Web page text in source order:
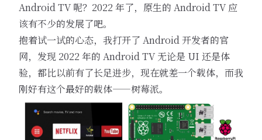
Android TV 呢？2022 年了，原生的 Android TV 应
该有不少的发展了吧。
抱着试一试的心态，我打开了 Android 开发者的官
网，发现 2022 年的 Android TV 无论是 UI 还是体
验，都比以前有了长足进步，现在就差一个载体，而我
刚好有这个最好的载体——树莓派。